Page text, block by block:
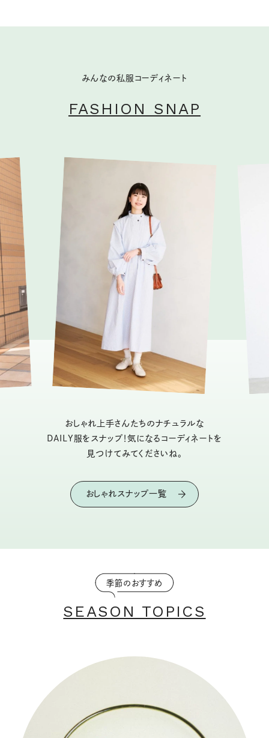
みんなの私服コーディネート
FASHION SNAP
おしゃれ上手さんたちのナチュラルな
DAILY服をスナップ！気になるコーディネートを
見つけてみてくださいね。
おしゃれスナップ一覧
季節のおすすめ
SEASON TOPICS